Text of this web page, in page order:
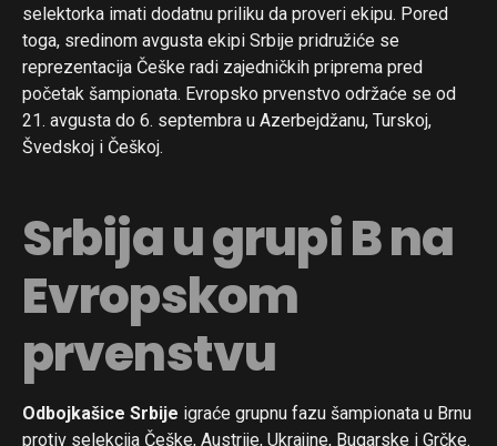
selektorka imati dodatnu priliku da proveri ekipu. Pored
toga, sredinom avgusta ekipi Srbije pridružiće se
reprezentacija Češke radi zajedničkih priprema pred
početak šampionata. Evropsko prvenstvo održaće se od
21. avgusta do 6. septembra u Azerbejdžanu, Turskoj,
Švedskoj i Češkoj.
Srbija u grupi B na
Evropskom
prvenstvu
Odbojkašice Srbije igraće grupnu fazu šampionata u Brnu
protiv selekcija Češke, Austrije, Ukrajine, Bugarske i Grčke.